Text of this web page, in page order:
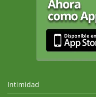
Intimidad